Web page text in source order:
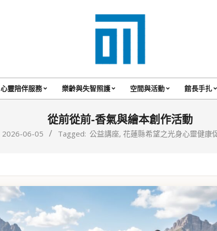
017
Cafe'
與
你
一
咖
Primary
Menu
心靈陪伴服務 樂齡與失智照護 空間與活動 館長手扎
從前從前-香氣與繪本創作活動
2026-06-05 Tagged: 公益講座, 花蓮縣希望之光身心靈健康